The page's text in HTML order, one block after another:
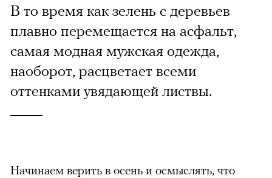
В то время как зелень с деревьев
плавно перемещается на асфальт,
самая модная мужская одежда,
наоборот, расцветает всеми
оттенками увядающей листвы.
Начинаем верить в осень и осмыслять, что